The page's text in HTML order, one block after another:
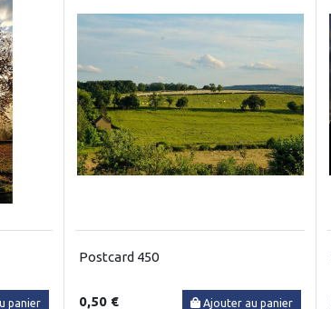
panier
Postcard 450
0,50 € Ajouter au panier